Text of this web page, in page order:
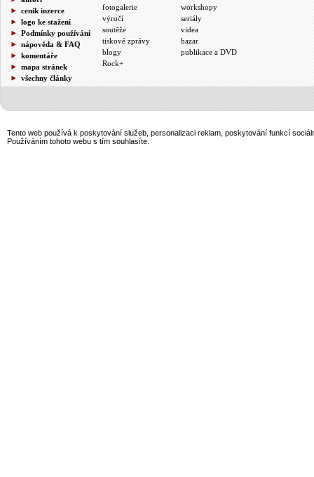
ceník inzerce
logo ke stažení
Podmínky používání
nápověda & FAQ
komentáře
mapa stránek
všechny články
fotogalerie
výročí
soutěže
tiskové zprávy
blogy
Rock+
workshopy
seriály
videa
bazar
publikace a DVD
Tento web používá k poskytování služeb, personalizaci reklam, poskytování funkcí
Používáním tohoto webu s tím souhlasíte.